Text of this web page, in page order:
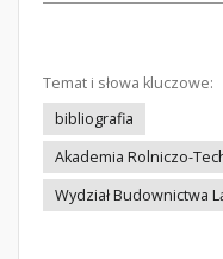
Temat i słowa kluczowe:
bibliografia
Akademia Rolniczo-
Wydział Budownictwa